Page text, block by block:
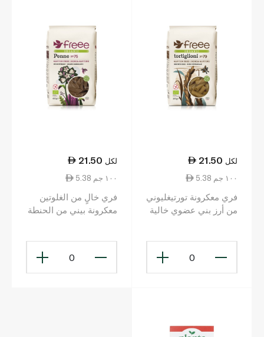
21.50 لكل
5.38 ١٠٠ جم
فري معكرونة تورتيغليوني
من أرز بني عضوي خالية
0
21.50 لكل
5.38 ١٠٠ جم
فري خالٍ من الغلوتين
معكرونة بيني من الحنطة
0